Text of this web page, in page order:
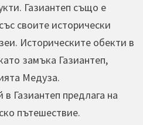
Газиантеп също е
своите исторически
Историческите обекти в
замъка Газиантеп,
Медуза.
Газиантеп предлага на
пътешествие.